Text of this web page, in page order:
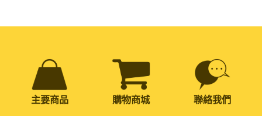
主要商品 購物商城 聯絡我們